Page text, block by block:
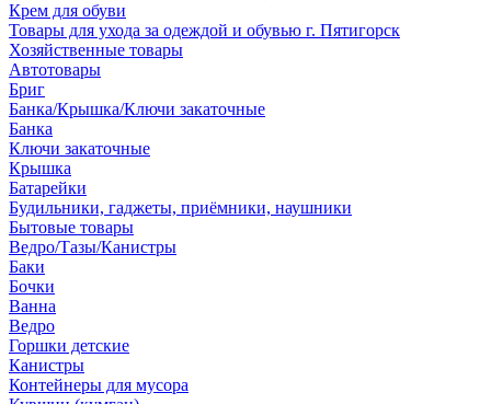
Крем для обуви
Товары для ухода за одеждой и обувью г. Пятигорск
Хозяйственные товары
Автотовары
Бриг
Банка/Крышка/Ключи закаточные
Банка
Ключи закаточные
Крышка
Батарейки
Будильники, гаджеты, приёмники, наушники
Бытовые товары
Ведро/Тазы/Канистры
Баки
Бочки
Ванна
Ведро
Горшки детские
Канистры
Контейнеры для мусора